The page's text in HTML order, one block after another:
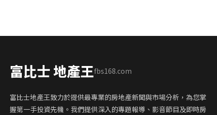
富比士 地產王fbs168.com
富比士地產王致力於提供最專業的房地產新聞與市場分析，為您掌
握第一手投資先機。我們提供深入的專題報導、影音節目及即時房